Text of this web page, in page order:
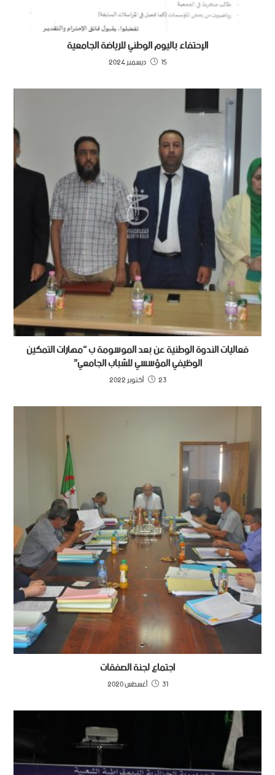
الإحتفاء باليوم الوطني للرياضة الجامعية
15 ديسمبر 2024
فعاليات الندوة الوطنية عن بعد الموسومة ب “مهارات التمكين
الوظيفي المؤسسي للشباب الجامعي”
23 أكتوبر 2022
اجتماع لجنة الصفقات
31 أغسطس 2020